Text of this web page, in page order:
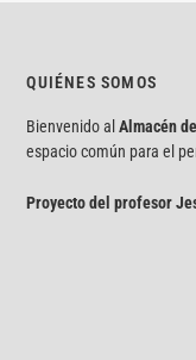
QUIÉNES SOMOS
Bienvenido alAlmacén
espacio común para el
Proyecto del profesor